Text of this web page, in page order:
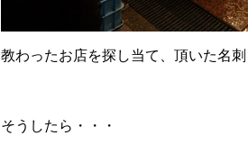
教わったお店を探し当て、頂いた名刺
そうしたら・・・